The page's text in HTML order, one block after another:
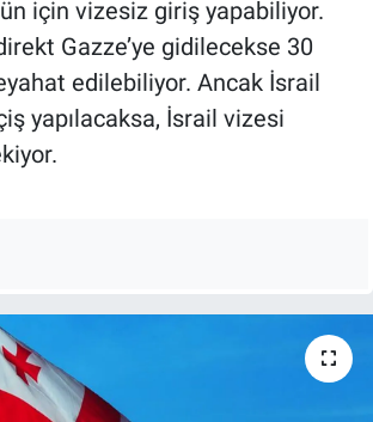
için vizesiz giriş yapabiliyor.
Gazze’ye gidilecekse 30
edilebiliyor. Ancak İsrail
yapılacaksa, İsrail vizesi